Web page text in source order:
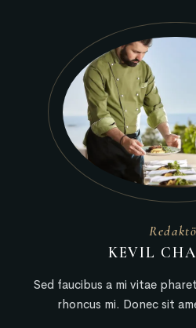
KEVIL
Sed faucibus a mi vitae
rhoncus mi. Donec sit